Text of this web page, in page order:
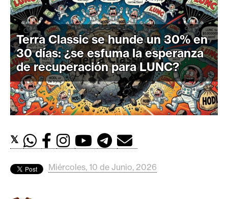
C
r
i
p
t
o
M
e
r
d
s
Terra Classic se hunde un 30% en
30 días: ¿se esfuma la esperanza
de recuperación para LUNC?
𝕏
Miércoles, 10 de Junio, 2026